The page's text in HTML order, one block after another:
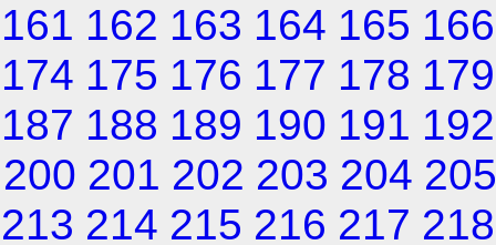
161 162 163 164 165 166
174 175 176 177 178 179
187 188 189 190 191 192
200 201 202 203 204 205
213 214 215 216 217 218